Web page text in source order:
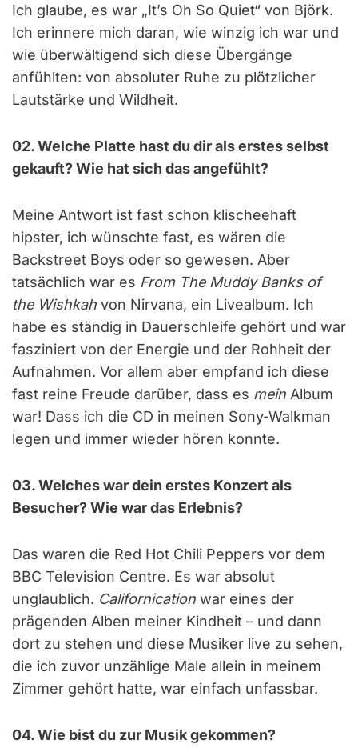
Ich glaube, es war „It’s Oh So Quiet“ von Björk.
Ich erinnere mich daran, wie winzig ich war und
wie überwältigend sich diese Übergänge
anfühlten: von absoluter Ruhe zu plötzlicher
Lautstärke und Wildheit.
02. Welche Platte hast du dir als erstes selbst
gekauft? Wie hat sich das angefühlt?
Meine Antwort ist fast schon klischeehaft
hipster, ich wünschte fast, es wären die
Backstreet Boys oder so gewesen. Aber
tatsächlich war es From The Muddy Banks of
the Wishkah von Nirvana, ein Livealbum. Ich
habe es ständig in Dauerschleife gehört und war
fasziniert von der Energie und der Rohheit der
Aufnahmen. Vor allem aber empfand ich diese
fast reine Freude darüber, dass es mein Album
war! Dass ich die CD in meinen Sony-Walkman
legen und immer wieder hören konnte.
03. Welches war dein erstes Konzert als
Besucher? Wie war das Erlebnis?
Das waren die Red Hot Chili Peppers vor dem
BBC Television Centre. Es war absolut
unglaublich. Californication war eines der
prägenden Alben meiner Kindheit – und dann
dort zu stehen und diese Musiker live zu sehen,
die ich zuvor unzählige Male allein in meinem
Zimmer gehört hatte, war einfach unfassbar.
04. Wie bist du zur Musik gekommen?